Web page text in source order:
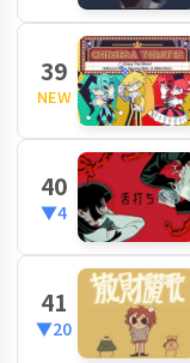
39
NEW
40
▼4
41
▼20